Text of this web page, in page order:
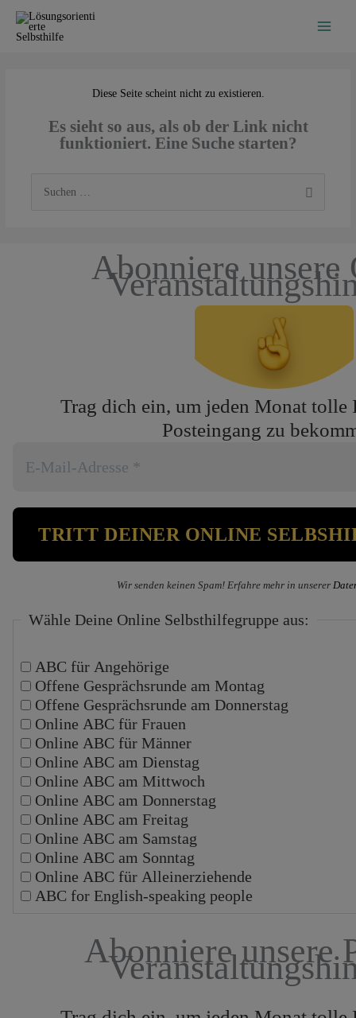
Inhalt
springen
Diese Seite scheint nicht zu existieren.
Es sieht so aus, als ob der Link nicht
funktioniert. Eine Suche starten?
Suchen
Abonniere unsere
Trag dich ein, um jeden Monat tolle
Posteingang zu
Wir senden keinen Spam! Erfahre mehr in unserer
Wähle Deine Online Selbsthilfegruppe aus:
ABC für Angehörige
Offene Gesprächsrunde am Montag
Offene Gesprächsrunde am Donnerstag
Online ABC für Frauen
Online ABC für Männer
Online ABC am Dienstag
Online ABC am Mittwoch
Online ABC am Donnerstag
Online ABC am Freitag
Online ABC am Samstag
Online ABC am Sonntag
Online ABC für Alleinerziehende
ABC for English-speaking people
Abonniere unsere